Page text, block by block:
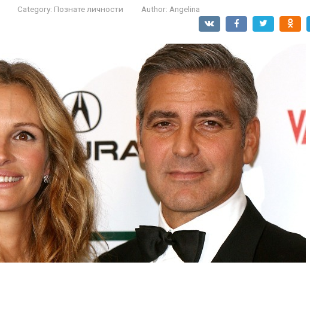
Category: Познате личности Author: Angelina